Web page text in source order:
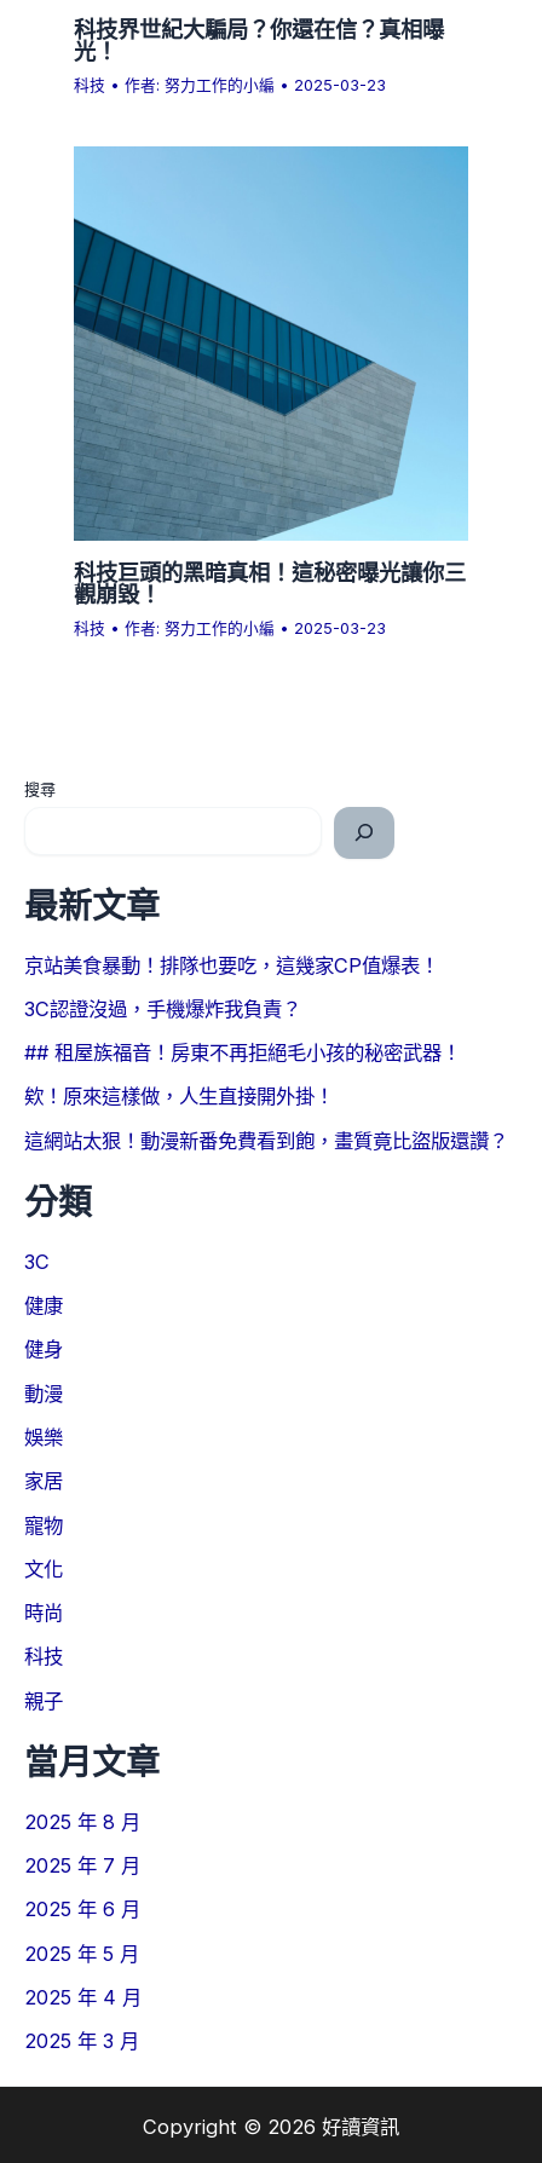
科技界世紀大騙局？你還在信？真相曝
光！
科技 • 作者:努力工作的小編 • 2025-03-23
科技巨頭的黑暗真相！這秘密曝光讓你三
觀崩毀！
科技 • 作者:努力工作的小編 • 2025-03-23
搜尋
最新文章
京站美食暴動！排隊也要吃，這幾家CP值爆表！
3C認證沒過，手機爆炸我負責？
## 租屋族福音！房東不再拒絕毛小孩的秘密武器！
欸！原來這樣做，人生直接開外掛！
這網站太狠！動漫新番免費看到飽，畫質竟比盜版還讚？
分類
3C
健康
健身
動漫
娛樂
家居
寵物
文化
時尚
科技
親子
當月文章
2025 年 8 月
2025 年 7 月
2025 年 6 月
2025 年 5 月
2025 年 4 月
2025 年 3 月
Copyright © 2026 好讀資訊